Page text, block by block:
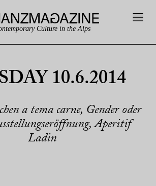
Culture in the Alps
10.6.2014
a tema carne, Gender oder
Aperitif
Ladin